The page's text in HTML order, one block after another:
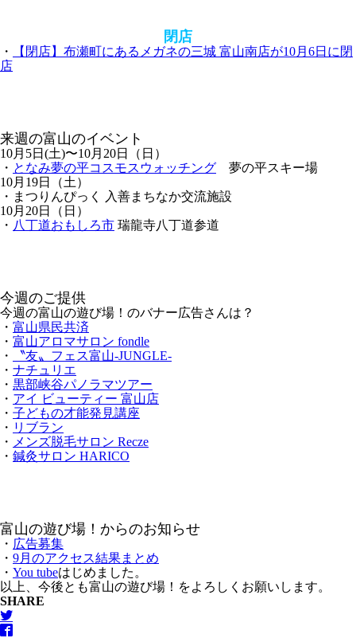
閉店
・
【閉店】布瀬町にあるメガネの三城 富山南店が10月6日に閉
店
来週の富山のイベント
10月5日(土)〜10月20日（日）
・ となみ夢の平コスモスウォッチング 夢の平スキー場
10月19日（土）
・まつりんぴっく 入善まちなか交流施設
10月20日（日）
・ 八丁道おもしろ市 瑞龍寺八丁道参道
今週のご提供
今週の富山の遊び場！のバナー広告さんは？
・ 富山県民共済
・ 富山アロマサロン fondle
・
〝友〟フェス富山-JUNGLE-
・ ナチュリエ
・ 黒部峡谷パノラマツアー
・ アイ ビューティー 富山店
・ 子どもの才能発見講座
・ リブラン
・ メンズ脱毛サロン Recze
・ 鍼灸サロン HARICO
富山の遊び場！からのお知らせ
・ 広告募集
・ 9月のアクセス結果まとめ
・ You tubeはじめました。
以上、今後とも富山の遊び場！をよろしくお願いします。
SHARE